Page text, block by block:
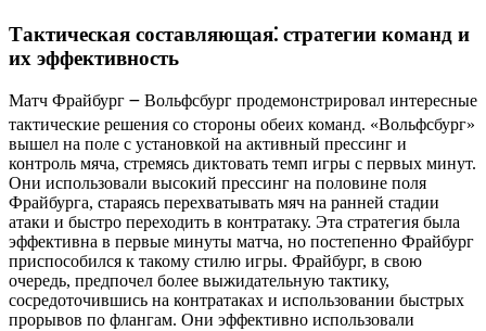
Тактическая составляющая⁚ стратегии команд и
их эффективность
Матч Фрайбург ౼ Вольфсбург продемонстрировал интересные
тактические решения со стороны обеих команд. «Вольфсбург»
вышел на поле с установкой на активный прессинг и
контроль мяча, стремясь диктовать темп игры с первых минут.
Они использовали высокий прессинг на половине поля
Фрайбурга, стараясь перехватывать мяч на ранней стадии
атаки и быстро переходить в контратаку. Эта стратегия была
эффективна в первые минуты матча, но постепенно Фрайбург
приспособился к такому стилю игры. Фрайбург, в свою
очередь, предпочел более выжидательную тактику,
сосредоточившись на контратаках и использовании быстрых
прорывов по флангам. Они эффективно использовали